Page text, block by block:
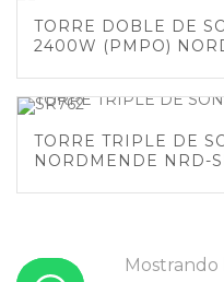
TORRE DOBLE DE
2400W (PMPO)
TORRE TRIPLE DE
NORDMENDE NRD-
Mostrando